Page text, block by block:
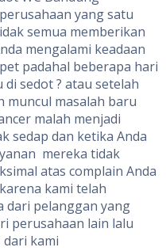
yang satu
semua memberikan
mengalami keadaan
padahal beberapa hari
sedot ? atau setelah
muncul masalah baru
malah menjadi
sedap dan ketika Anda
mereka tidak
atas complain Anda
kami telah
dari pelanggan yang
perusahaan lain lalu
kami